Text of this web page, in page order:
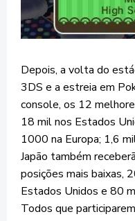
Depois, a volta do
3DS e a estreia em
console, os 12
18 mil nos Estados
1000 na Europa; 1,6
Japão também
posições mais baixas,
Estados Unidos e 80
Todos que